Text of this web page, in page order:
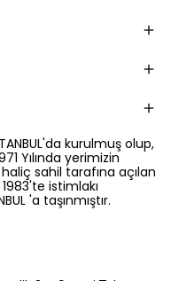
kurulmuş olup,
Yılında yerimizin
sahil tarafına açılan
istimlakı
'a taşınmıştır.